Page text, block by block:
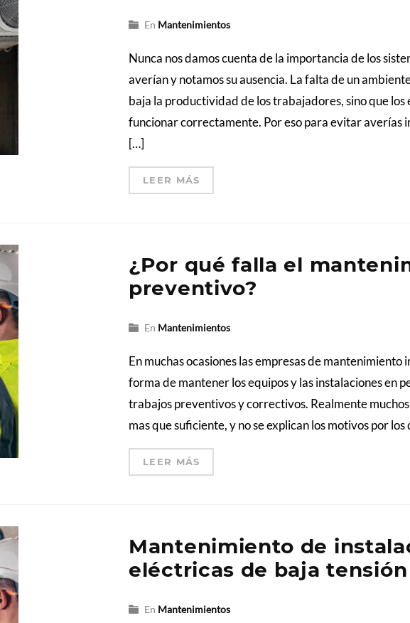
En Mantenimientos
Nunca nos damos cuenta de la importancia de los
averían y notamos su ausencia. La falta de un
baja la productividad de los trabajadores, sino que los
funcionar correctamente. Por eso para evitar averías
[…]
LEER MÁS
¿Por qué falla el
preventivo?
En Mantenimientos
En muchas ocasiones las empresas de
forma de mantener los equipos y las instalaciones en
trabajos preventivos y correctivos. Realmente
mas que suficiente, y no se explican los motivos por
LEER MÁS
Mantenimiento de
eléctricas de baja tensión
En Mantenimientos